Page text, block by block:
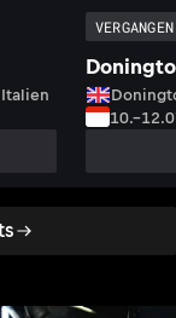
VERGANGEN